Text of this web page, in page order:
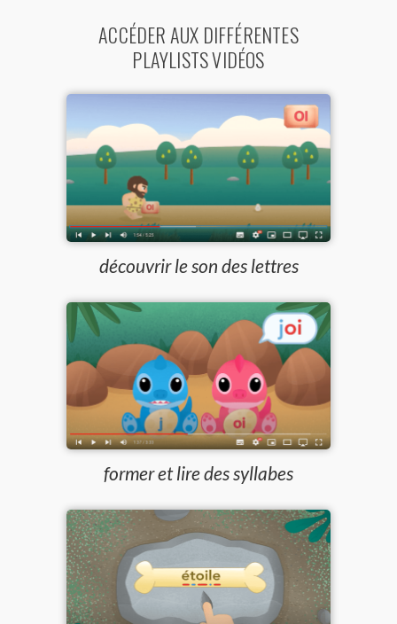
ACCÉDER AUX DIFFÉRENTES
PLAYLISTS VIDÉOS
découvrir le son des lettres
former et lire des syllabes